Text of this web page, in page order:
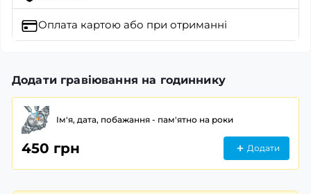
Оплата картою або при отриманні
Додати гравіювання на годиннику
Ім'я, дата, побажання - пам'ятно на роки
450 грн Додати